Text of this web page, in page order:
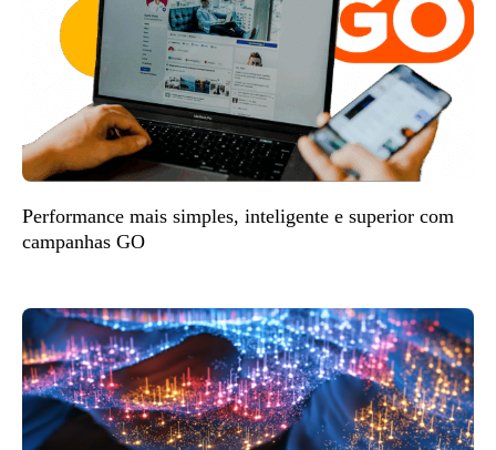
Performance mais simples, inteligente e superior com
campanhas GO